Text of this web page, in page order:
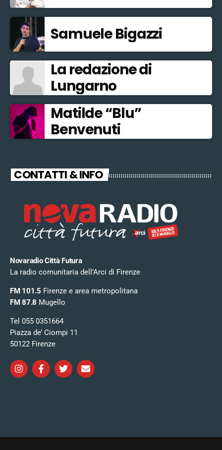
Samuele Bigazzi
La redazione di
Lungarno
Matilde “Blu”
Benvenuti
CONTATTI & INFO
Novaradio Città Futura
La radio comunitaria dell’Arci di Firenze
FM 101.5 Firenze e area metropolitana
FM 87.8 Mugello
Tel 055 0351664
Piazza de’ Ciompi 11
50122 Firenze